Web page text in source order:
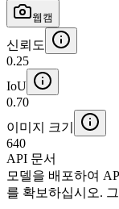
웹캠
신뢰도
0.25
IoU
0.70
이미지 크기
640
API 문서
모델을 배포하여
를 확보하십시오.